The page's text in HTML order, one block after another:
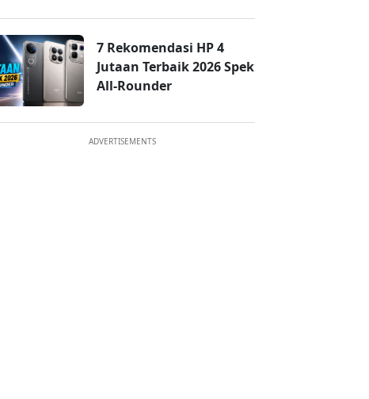
7 Rekomendasi HP 4
Jutaan Terbaik 2026 Spek
All-Rounder
ADVERTISEMENTS